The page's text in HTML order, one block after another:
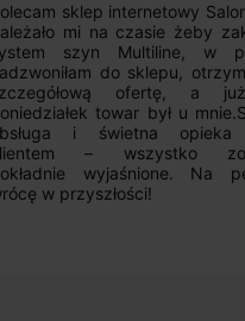
sklep internetowy
mi na czasie żeby
szyn Multiline, w
do sklepu,
ofertę, a
towar był u
i świetna opieka
– wszystko
wyjaśnione. Na
w przyszłości!